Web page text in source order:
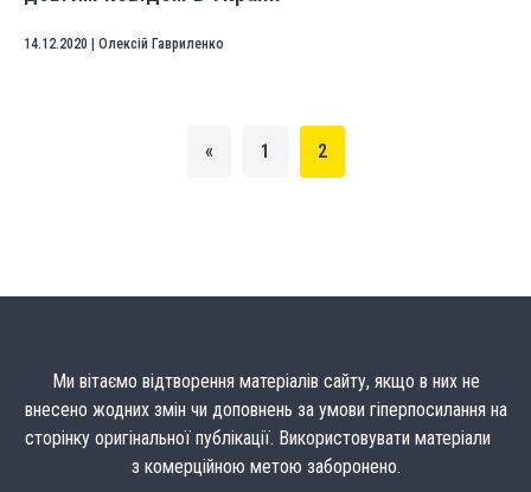
14.12.2020 Олексій Гавриленко
« 1 2
Ми вітаємо відтворення матеріалів сайту, якщо в них не
внесено жодних змін чи доповнень за умови гіперпосилання на
сторінку оригінальної публікації. Використовувати матеріали
з комерційною метою заборонено.